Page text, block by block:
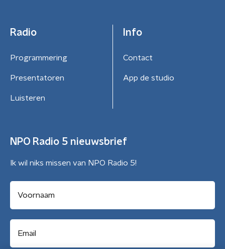
Radio
Programmering
Presentatoren
Luisteren
Info
Contact
App de studio
NPO Radio 5 nieuwsbrief
Ik wil niks missen van NPO Radio 5!